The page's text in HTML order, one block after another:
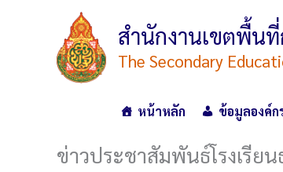
สำนักงานเขตพื้น
The Secondary
หน้าหลัก ข้อมูลองค์ก
ข่าวประชาสัมพันธ์โรงเรีย